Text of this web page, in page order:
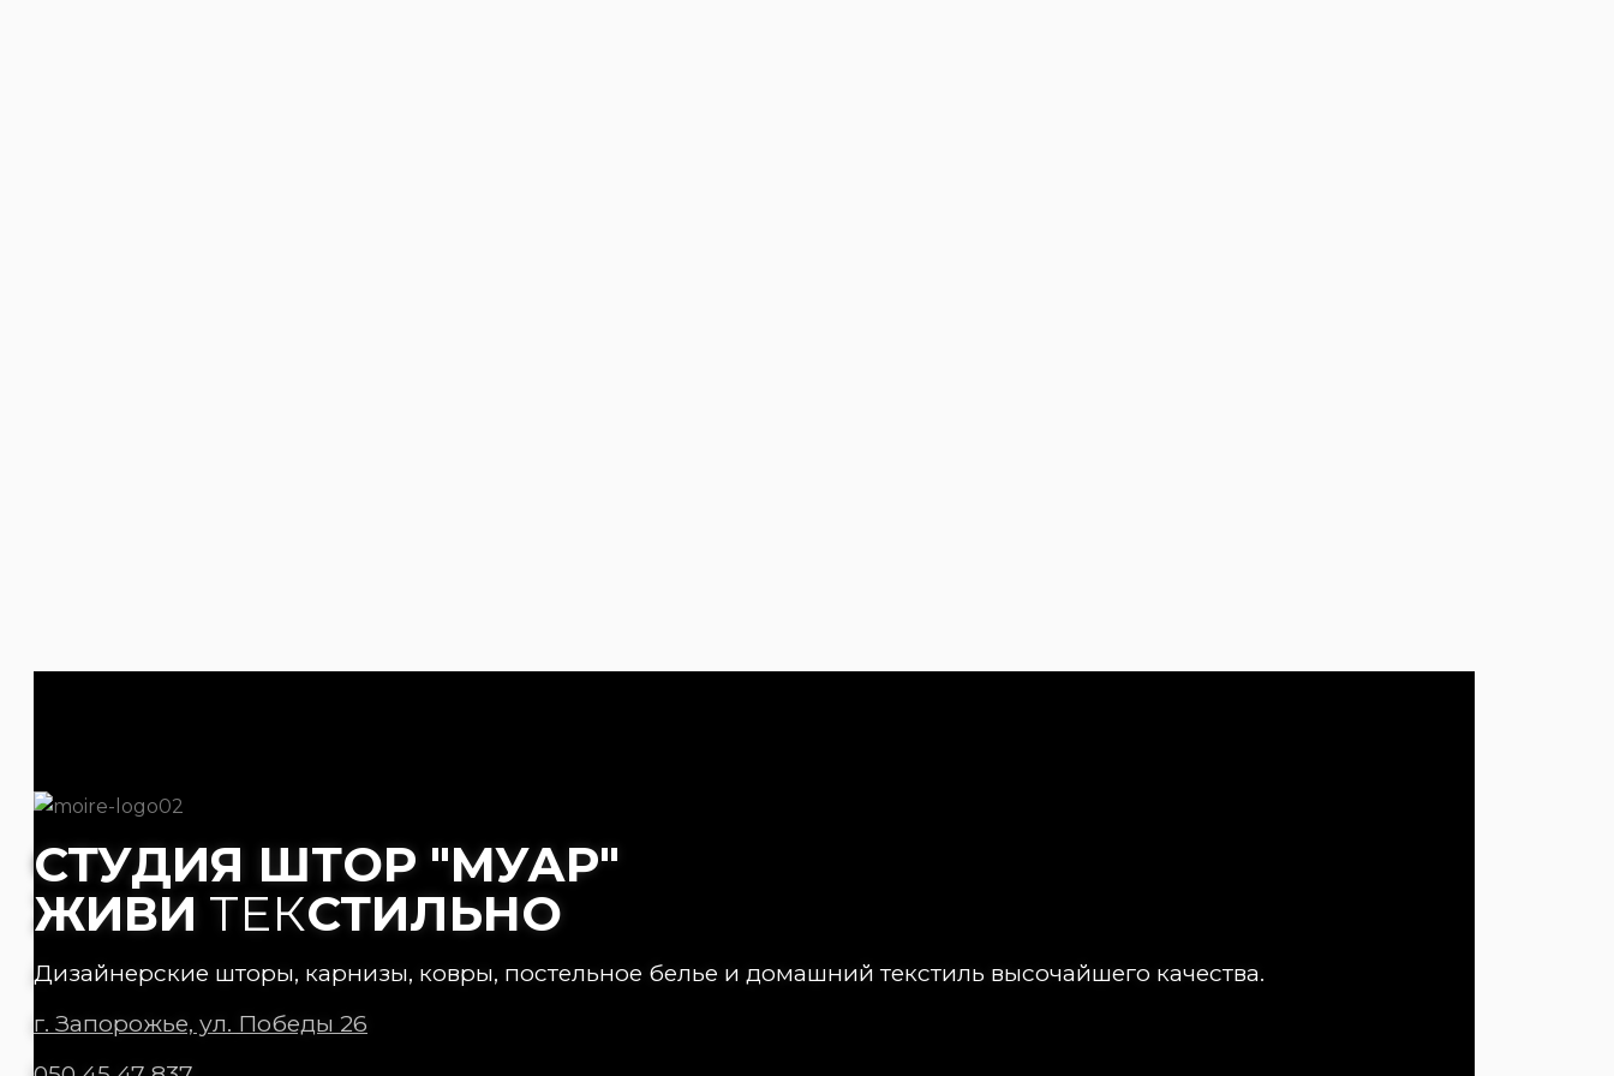
СТУДИЯ ШТОР "МУАР"
ЖИВИ ТЕКСТИЛЬНО
Дизайнерские шторы, карнизы, ковры, постельное белье и домашний текстиль высочайшего качества.
г. Запорожье, ул. Победы 26